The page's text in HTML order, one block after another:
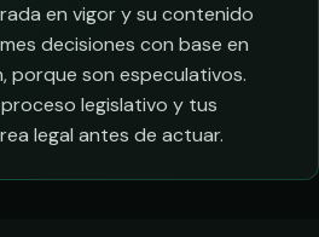
en vigor y su contenido
decisiones con base en
porque son especulativos.
legislativo y tus
legal antes de actuar.